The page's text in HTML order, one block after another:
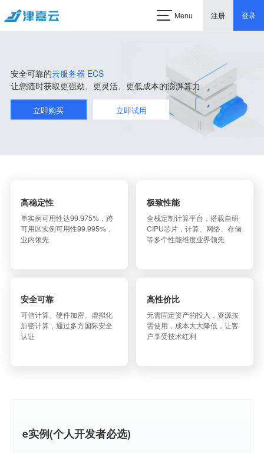
Menu 注册 登录
安全可靠的云服务器 ECS
让您随时获取更强劲、更灵活、更低成本的澎湃算力
立即购买 立即试用
高稳定性
单实例可用性达99.975%，跨
可用区实例可用性99.995%，
业内领先
极致性能
全栈定制计算平台，搭载自研
CIPU芯片，计算、网络、存储
等多个性能维度业界领先
安全可靠
可信计算、硬件加密、虚拟化
加密计算，通过多方国际安全
认证
高性价比
无需固定资产的投入，资源按
需使用，成本大大降低，让客
户享受技术红利
e实例(个人开发者必选)